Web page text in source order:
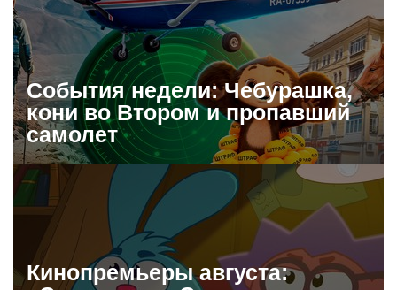
События недели: Чебурашка,
кони во Втором и пропавший
самолет
Кинопремьеры августа: